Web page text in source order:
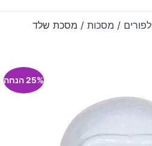
/ מסכות/ מסכת שלד
25% הנחה